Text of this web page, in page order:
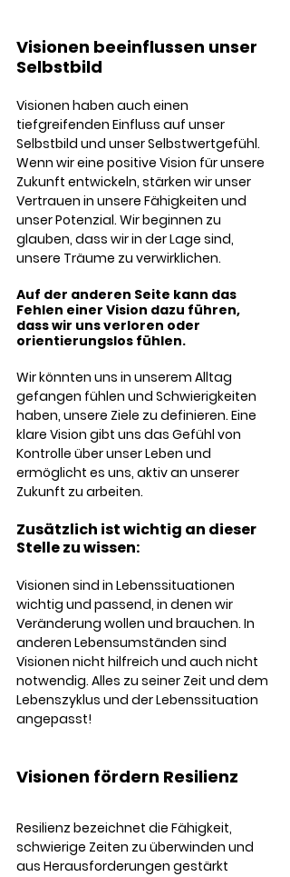
Visionen beeinflussen unser
Selbstbild
Visionen haben auch einen
tiefgreifenden Einfluss auf unser
Selbstbild und unser Selbstwertgefühl.
Wenn wir eine positive Vision für unsere
Zukunft entwickeln, stärken wir unser
Vertrauen in unsere Fähigkeiten und
unser Potenzial. Wir beginnen zu
glauben, dass wir in der Lage sind,
unsere Träume zu verwirklichen.
Auf der anderen Seite kann das
Fehlen einer Vision dazu führen,
dass wir uns verloren oder
orientierungslos fühlen.
Wir könnten uns in unserem Alltag
gefangen fühlen und Schwierigkeiten
haben, unsere Ziele zu definieren. Eine
klare Vision gibt uns das Gefühl von
Kontrolle über unser Leben und
ermöglicht es uns, aktiv an unserer
Zukunft zu arbeiten.
Zusätzlich ist wichtig an dieser
Stelle zu wissen:
Visionen sind in Lebenssituationen
wichtig und passend, in denen wir
Veränderung wollen und brauchen. In
anderen Lebensumständen sind
Visionen nicht hilfreich und auch nicht
notwendig. Alles zu seiner Zeit und dem
Lebenszyklus und der Lebenssituation
angepasst!
Visionen fördern Resilienz
Resilienz bezeichnet die Fähigkeit,
schwierige Zeiten zu überwinden und
aus Herausforderungen gestärkt